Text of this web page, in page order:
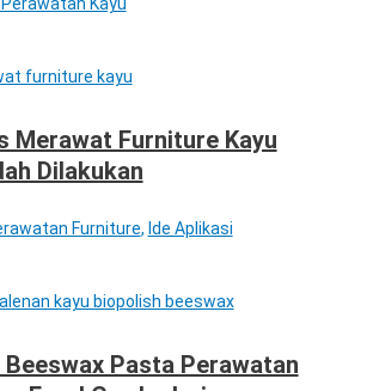
Merawat Furniture Kayu
Dilakukan
Furniture, Ide Aplikasi
Pasta Perawatan